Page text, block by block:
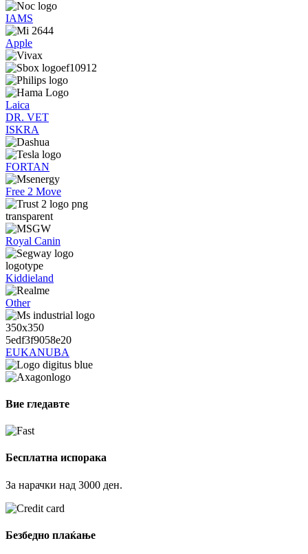
IAMS
Apple
Laica
DR. VET
ISKRA
FORTAN
Free 2 Move
Royal Canin
Kiddieland
Other
EUKANUBA
Вие гледавте
Бесплатна испорака
За нарачки над 3000 ден.
Безбедно плаќање